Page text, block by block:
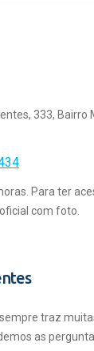
333, Bairro
Para ter
com foto.
traz
as